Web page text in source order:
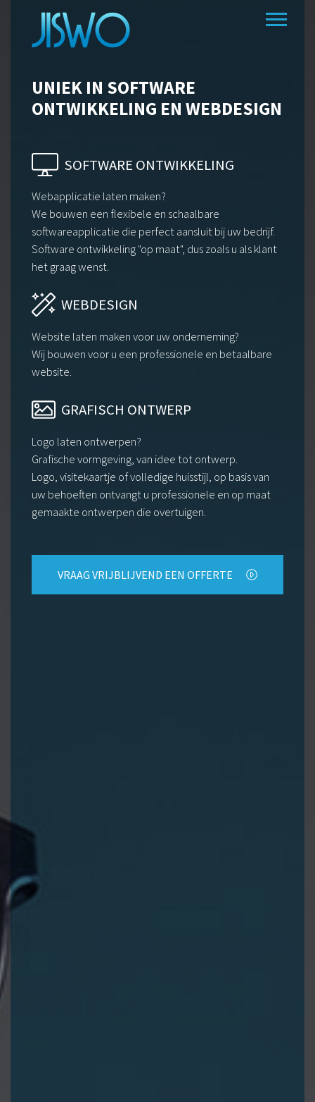
UNIEK IN SOFTWARE
ONTWIKKELING EN WEBDESIGN
SOFTWARE ONTWIKKELING
Webapplicatie laten maken?
We bouwen een flexibele en schaalbare
softwareapplicatie die perfect aansluit bij uw bedrijf.
Software ontwikkeling "op maat", dus zoals u als klant
het graag wenst.
WEBDESIGN
Website laten maken voor uw onderneming?
Wij bouwen voor u een professionele en betaalbare
website.
GRAFISCH ONTWERP
Logo laten ontwerpen?
Grafische vormgeving, van idee tot ontwerp.
Logo, visitekaartje of volledige huisstijl, op basis van
uw behoeften ontvangt u professionele en op maat
gemaakte ontwerpen die overtuigen.
VRAAG VRIJBLIJVEND EEN OFFERTE